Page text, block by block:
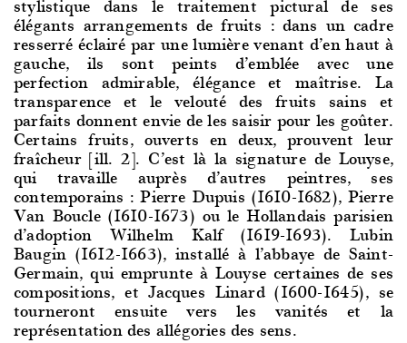
élégants arrangements de fruits : dans un cadre
resserré éclairé par une lumière venant d’en haut à
gauche, ils sont peints d’emblée avec une
perfection admirable, élégance et maîtrise. La
transparence et le velouté des fruits sains et
parfaits donnent envie de les saisir pour les goûter.
Certains fruits, ouverts en deux, prouvent leur
fraîcheur [ill. 2]. C’est là la signature de Louyse,
qui travaille auprès d’autres peintres, ses
contemporains : Pierre Dupuis (1610-1682), Pierre
Van Boucle (1610-1673) ou le Hollandais parisien
d’adoption Wilhelm Kalf (1619-1693). Lubin
Baugin (1612-1663), installé à l’abbaye de Saint-
Germain, qui emprunte à Louyse certaines de ses
compositions, et Jacques Linard (1600-1645), se
tourneront ensuite vers les vanités et la
représentation des allégories des sens.